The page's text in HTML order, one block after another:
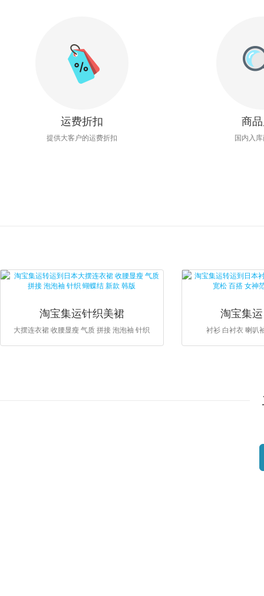
运费折扣
提供大客户的运费折扣
商
国内入
淘宝集运针织美裙
大摆连衣裙 收腰显瘦 气质 拼接 泡泡袖 针织
淘宝集
衬衫 白衬衣 喇叭